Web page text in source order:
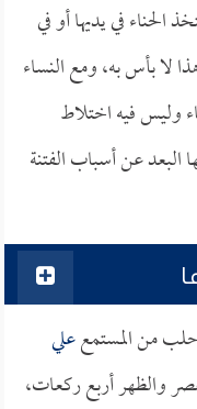
الحناء في يديها أو في
لا بأس به، ومع النساء
وليس فيه اختلاط
عن أسباب الفتنة
حلب من المستمععلي
والظهر أربع ركعات،